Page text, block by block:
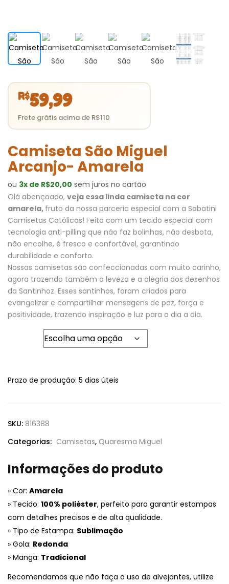
Camiseta São Miguel
Arcanjo- Amarela
R$59,99
ou 3x de R$20,00 sem juros no cartão
Olá abençoado, veja essa linda camiseta na cor
amarela, fruto da nossa parceria especial com a Sabatini
Camisetas Católicas! Feita com um tecido especial com
tecnologia anti-pilling que não faz bolinhas, não desbota,
não encolhe, é fresco e confortável, garantindo
durabilidade e conforto.
Nossas camisetas são confeccionadas com muito carinho,
agora trazendo também a leveza e a alegria dos desenhos
da Santinhoz. Esses santinhos, foram criados para
evangelizar e compartilhar mensagens de paz, força e
positividade, trazendo inspiração e luz para o dia a dia.
Prazo de produção: 5 dias úteis
SKU: 816388
Categorias: Camisetas, Quaresma Miguel
Informações do produto
» Cor: Amarela
» Tecido: 100% poliéster, perfeito para garantir estampas
com detalhes precisos e de alta qualidade.
» Tipo de Estampa: Sublimação
» Gola: Redonda
» Manga: Tradicional
Recomendamos que não faça o uso de alvejantes, utilize